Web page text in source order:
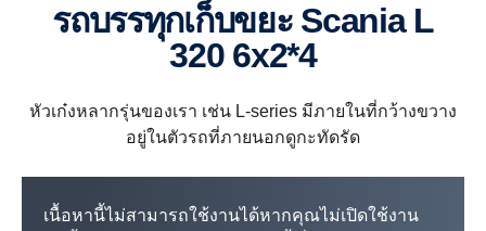
รถบรรทุกเก็บขยะ Scania L
320 6x2*4
หัวเก๋งหลากรุ่นของเรา เช่น L-series มีภายในที่กว้างขวาง
อยู่ในตัวรถที่ภายนอกดูกะทัดรัด
เนื้อหานี้ไม่สามารถใช้งานได้หากคุณไม่เปิดใช้งาน